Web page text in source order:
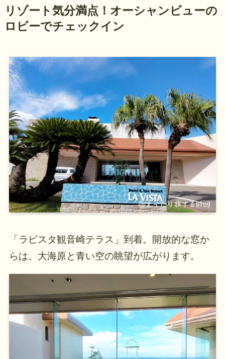
リ ゾート気分満点！オーシャンビューの
ロビーでチェックイン
「ラビスタ観音崎テラス」到着。開放的な窓か
らは、大海原と青い空の眺望が広がります。